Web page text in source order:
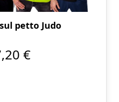
petto Judo
€